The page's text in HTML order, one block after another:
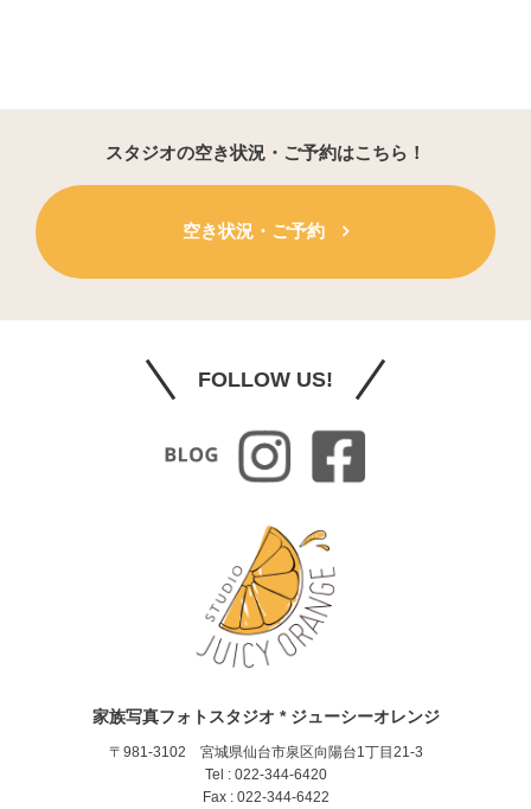
スタジオの空き状況・ご予約はこちら！
空き状況・ご予約
FOLLOW US!
家族写真フォトスタジオ * ジューシーオレンジ
〒981-3102 宮城県仙台市泉区向陽台1丁目21-3
Tel : 022-344-6420
Fax : 022-344-6422